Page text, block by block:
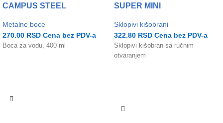
CAMPUS STEEL
Metalne boce
270.00 RSD Cena bez PDV-a
Boca za vodu, 400 ml
SUPER MINI
Sklopivi kišobrani
322.80 RSD Cena bez PDV-a
Sklopivi kišobran sa ručnim
otvaranjem